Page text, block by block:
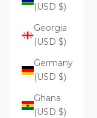
(USD $)
Georgia
(USD $)
Germany
(USD $)
Ghana
(USD $)